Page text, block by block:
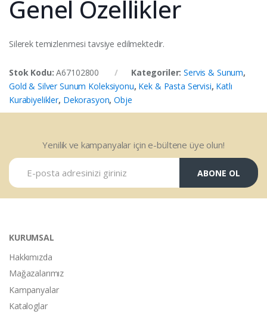
Genel Özellikler
Silerek temizlenmesi tavsiye edilmektedir.
Stok Kodu:A67102800 Kategoriler:Servis & Sunum,
Gold & Silver Sunum Koleksiyonu, Kek & Pasta Servisi, Katlı
Kurabiyelikler, Dekorasyon,Obje
Yenilik ve kampanyalar için e-bültene üye olun!
ABONE OL
KURUMSAL
Hakkımızda
Mağazalarımız
Kampanyalar
Kataloglar